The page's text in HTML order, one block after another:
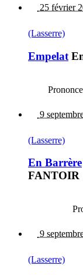
25 février
(Lasserre)
Empelat
9
(Lasserre)
En Barrère
FANTOIR
9
(Lasserre)